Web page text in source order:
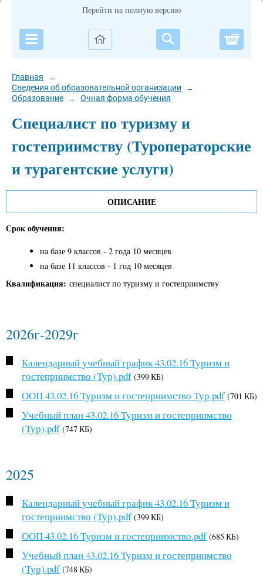
Перейти на полную версию
Главная →
Сведения об образовательной организации →
Образование → Очная форма обучения
Специалист по туризму и
гостеприимству (Туроператорские
и турагентские услуги)
ОПИСАНИЕ
Срок обучения:
на базе 9 классов - 2 года 10 месяцев
на базе 11 классов - 1 год 10 месяцев
Квалификация: специалист по туризму и гостеприимству
2026г-2029г
Календарный учебный график 43.02.16 Туризм и
гостеприимство (Тур).pdf (399 КБ)
ООП 43.02.16 Туризм и гостеприимство Тур.pdf (701 КБ)
Учебный план 43.02.16 Туризм и гостеприимство
(Тур).pdf (747 КБ)
2025
Календарный учебный график 43.02.16 Туризм и
гостеприимство (Тур).pdf (399 КБ)
ООП 43.02.16 Туризм и гостеприимство.pdf (685 КБ)
Учебный план 43.02.16 Туризм и гостеприимство
(Тур).pdf (748 КБ)